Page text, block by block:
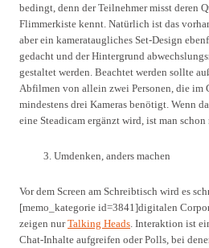
bedingt, denn der Teilnehmer misst deren
Flimmerkiste kennt. Natürlich ist das
aber ein kamerataugliches Set-Design
gedacht und der Hintergrund
gestaltet werden. Beachtet werden sollte
Abfilmen von allein zwei Personen, die im
mindestens drei Kameras benötigt. Wenn
eine Steadicam ergänzt wird, ist man
Umdenken, anders machen
Vor dem Screen am Schreibtisch wird es
[memo_kategorie id=3841]digitalen
zeigen nurTalking Heads . Interaktion ist
Chat-Inhalte aufgreifen oder Polls, bei